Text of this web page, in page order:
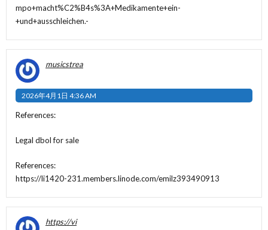
mpo+macht%C2%B4s%3A+Medikamente+ein-
+und+ausschleichen.-
musicstrea
2026年4月1日 4:36 AM
References:
Legal dbol for sale
References:
https://li1420-231.members.linode.com/emilz393490913
https://vi